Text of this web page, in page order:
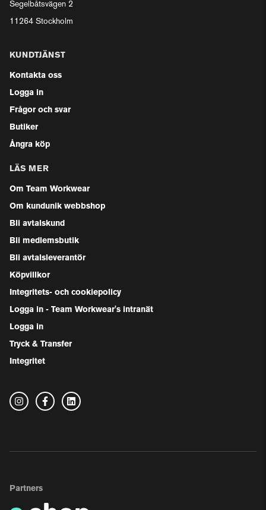
Segelbåtsvägen 2
11264 Stockholm
KUNDTJÄNST
Kontakta oss
Logga in
Frågor och svar
Butiker
Ångra köp
LÄS MER
Om Team Workwear
Om kundunik webbshop
Bli avtalskund
Bli medlemsbutik
Bli avtalsleverantör
Köpvillkor
Integritets- och cookiepolicy
Logga in - Team Workwear's intranät
Logga in
Tryck & Transfer
Integritet
Partners